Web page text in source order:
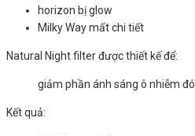
horizon bị glow
Milky Way mất chi tiết
Natural Night filter được thiết kế để:
giảm phần ánh sáng ô nhiễm đó.
Kết quả: